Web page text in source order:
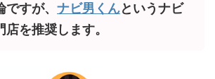
ですが、 ナビ男くんというナビ
店を推奨します。